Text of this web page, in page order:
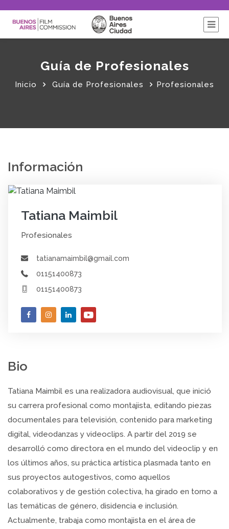
Guía de Profesionales
Inicio Guía de Profesionales Profesionales
Información
Tatiana Maimbil
Profesionales
tatianamaimbil@gmail.com
01151400873
01151400873
Bio
Tatiana Maimbil es una realizadora audiovisual, que inició
su carrera profesional como montajista, editando piezas
documentales para televisión, contenido para marketing
digital, videodanzas y videoclips. A partir del 2019 se
desarrolló como directora en el mundo del videoclip y en
los últimos años, su práctica artística plasmada tanto en
sus proyectos autogestivos, como aquellos
colaborativos y de gestión colectiva, ha girado en torno a
las temáticas de género, disidencia e inclusión.
Actualmente, trabaja como montajista en el área de